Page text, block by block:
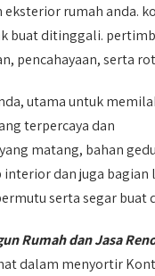
rumah anda.
buat ditinggali.
pencahayaan, serta
utama untuk
terpercaya dan
matang, bahan
dan juga
serta segar buat
Rumah dan Jasa
dalam menyortir